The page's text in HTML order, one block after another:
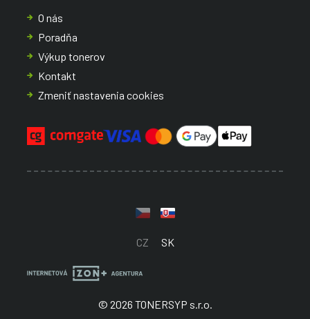
O nás
Poradňa
Výkup tonerov
Kontakt
Zmeniť nastavenia cookies
CZ SK
© 2026 TONERSYP s.r.o.